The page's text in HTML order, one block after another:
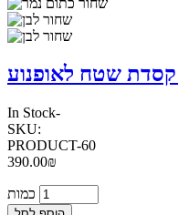
In Stock-
SKU:
PRODUCT-60
390.00₪